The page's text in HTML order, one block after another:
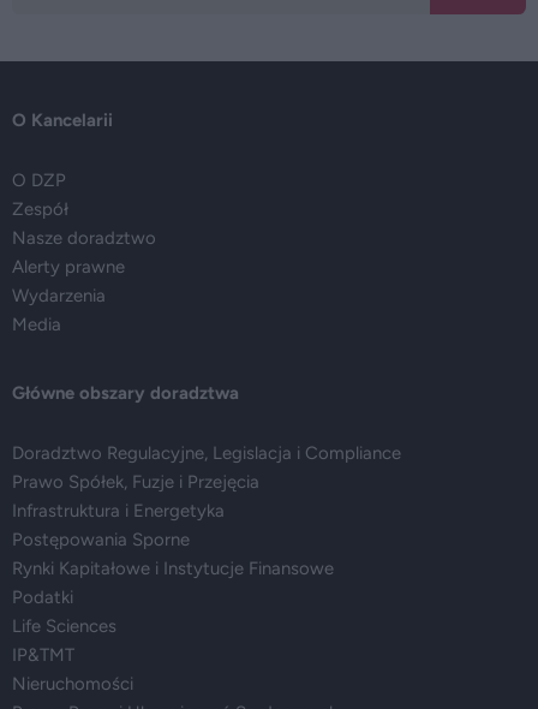
O Kancelarii
O DZP
Zespół
Nasze doradztwo
Alerty prawne
Wydarzenia
Media
Główne obszary doradztwa
Doradztwo Regulacyjne, Legislacja i Compliance
Prawo Spółek, Fuzje i Przejęcia
Infrastruktura i Energetyka
Postępowania Sporne
Rynki Kapitałowe i Instytucje Finansowe
Podatki
Life Sciences
IP&TMT
Nieruchomości